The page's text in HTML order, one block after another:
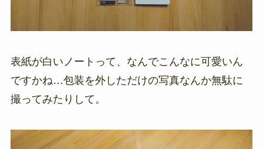
表紙が白いノートって、なんでこんなに可愛いん
ですかね…包装を外しただけの写真なんか無駄に
撮ってみたりして。